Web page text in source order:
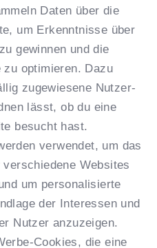
Daten über die
um Erkenntnisse über
gewinnen und die
zu optimieren. Dazu
zugewiesene Nutzer-
lässt, ob du eine
besucht hast.
verwendet, um das
Websites
um personalisierte
der Interessen und
Nutzer anzuzeigen.
Cookies, die eine